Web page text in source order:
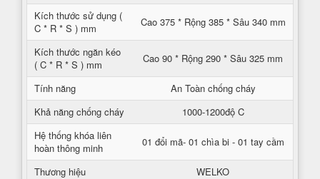
Kích thước sử dụng (
C * R * S ) mm
Cao 375 * Rộng 385 * Sâu 340 mm
Kích thước ngăn kéo
( C * R * S ) mm
Cao 90 * Rộng 290 * Sâu 325 mm
Tính năng
An Toàn chống cháy
Khả năng chống cháy
1000-1200độ C
Hệ thống khóa liên
hoàn thông minh
01 đổi mã- 01 chìa bi - 01 tay cầm
Thương hiệu
WELKO